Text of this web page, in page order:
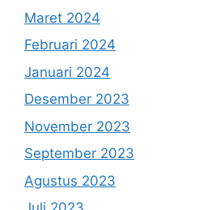
Maret 2024
Februari 2024
Januari 2024
Desember 2023
November 2023
September 2023
Agustus 2023